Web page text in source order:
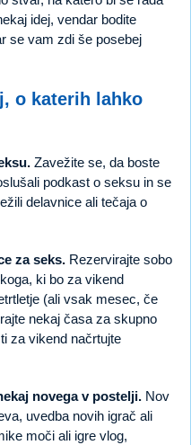
idej, vendar bodite
se vam zdi še posebej
o katerih lahko
Zavežite se, da boste
podkast o seksu in se
delavnice ali tečaja o
za seks. Rezervirajte sobo
ki bo za vikend
(ali vsak mesec, če
nekaj časa za skupno
za vikend načrtujte
novega v postelji. Nov
uvedba novih igrač ali
moči ali igre vlog,